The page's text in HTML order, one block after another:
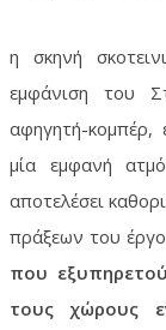
η σκηνή
εμφάνιση του
αφηγητή-
μία εμφανή
αποτελέσει
πράξεων του
που
τους χώρους